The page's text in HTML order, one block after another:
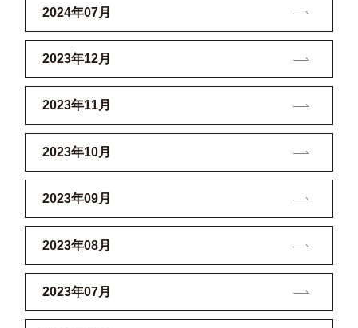
2024年07月
2023年12月
2023年11月
2023年10月
2023年09月
2023年08月
2023年07月